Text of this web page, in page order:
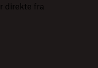
direkte fra